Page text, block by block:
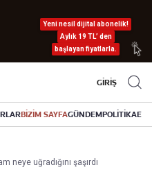
Yeni nesil dijital abonelik!
Aylık 19 TL’ den
başlayan fiyatlarla.
GİRİŞ
BİZİM SAYFAGÜNDEMPOLİTİKA
neye uğradığını şaşırdı